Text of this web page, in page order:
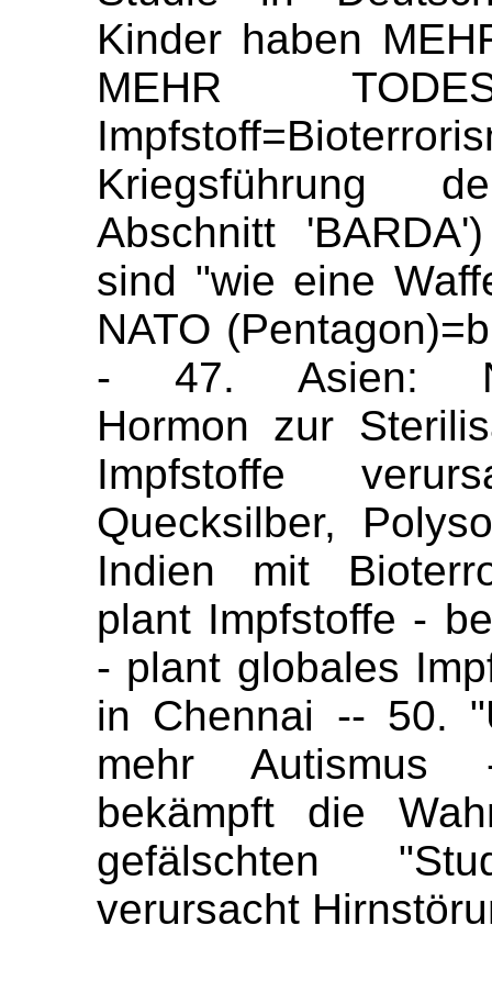
Kinder haben
MEHR
Kriegsführung
Abschnitt
sind "wie eine
NATO
- 47. Asien:
Hormon zur
Impfstoffe
Quecksilber,
Indien mit
plant Impfstoffe -
- plant globales
in Chennai -- 50.
mehr Autismus
bekämpft die
gefälschten
verursacht